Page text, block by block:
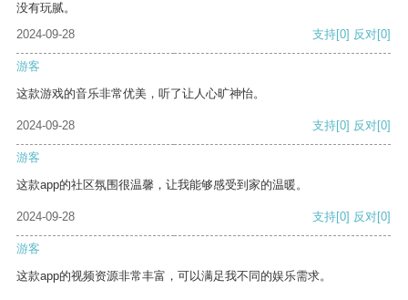
没有玩腻。
2024-09-28
支持[0] 反对[0]
游客
这款游戏的音乐非常优美，听了让人心旷神怡。
2024-09-28 支持[0] 反对[0]
游客
这款app的社区氛围很温馨，让我能够感受到家的温暖。
2024-09-28 支持[0] 反对[0]
游客
这款app的视频资源非常丰富，可以满足我不同的娱乐需求。